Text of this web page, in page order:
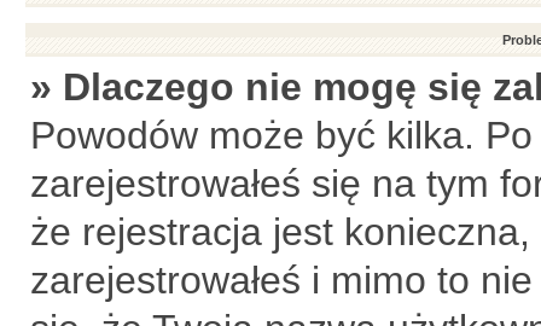
» Dlaczego nie mogę się
Powodów może być kilka.
zarejestrowałeś się na tym
że rejestracja jest
zarejestrowałeś i mimo to